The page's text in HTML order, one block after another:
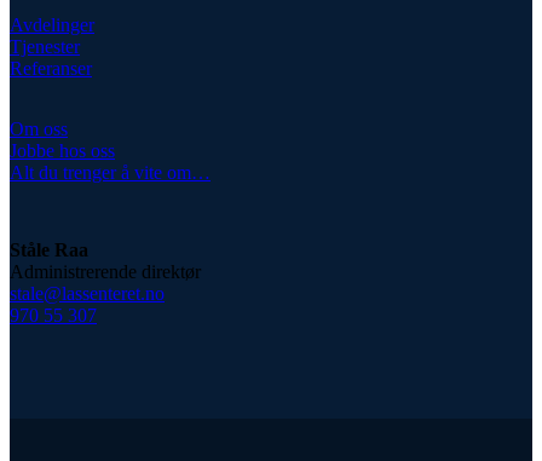
Avdelinger
Tjenester
Referanser
Om oss
Jobbe hos oss
Alt du trenger å vite om…
Ståle Raa
Administrerende direktør
stale@lassenteret.no
970 55 307